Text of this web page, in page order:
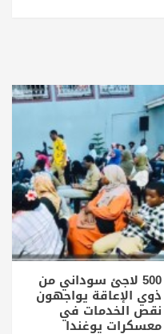
500 لاجئ سوداني من
ذوي الإعاقة يواجهون
نقص الخدمات في
معسكرات يوغندا